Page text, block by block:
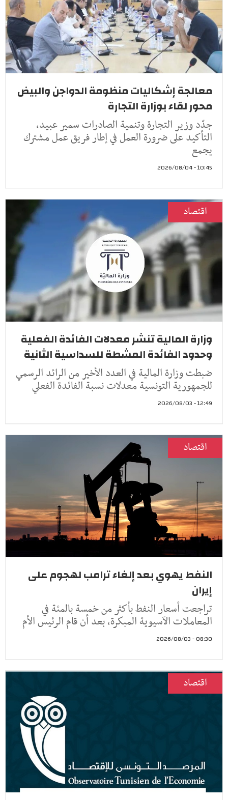
معالجة إشكاليات منظومة الدواجن والبيض
محور لقاء بوزارة التجارة
جدّد وزير التجارة وتنمية الصادرات سمير عبيد،
التأكيد على ضرورة العمل في إطار فريق عمل مشترك
يجمع
10:45 - 2026/08/04
اقتصاد
وزارة المالية تنشر معدلات الفائدة الفعلية
وحدود الفائدة المشطة للسداسية الثانية
ضبطت وزارة المالية في العدد الأخير من الرائد الرسمي
للجمهورية التونسية معدلات نسبة الفائدة الفعلي
12:49 - 2026/08/03
اقتصاد
النفط يهوي بعد إلغاء ترامب لهجوم على
إيران
تراجعت أسعار النفط ​بأكثر من خمسة ‌بالمئة في
المعاملات الآسيوية المبكرة، بعد أن ​قام الرئيس ​الأم
08:30 - 2026/08/03
اقتصاد